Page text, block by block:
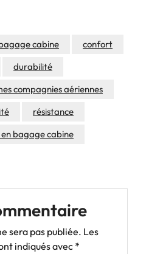
cabine
confort
durabilité
compagnies aériennes
résistance
en bagage cabine
sera pas publiée. Les
indiqués avec *